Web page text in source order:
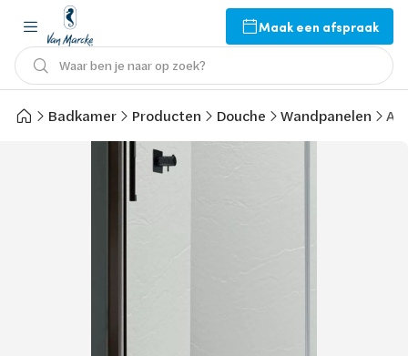
Maak een afspraak
Waar ben je naar op zoek?
Badkamer Producten Douche Wandpanelen